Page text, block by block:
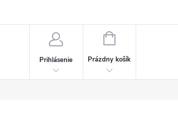
Prihlásenie
NÁKUPNÝ
Prázdny košík